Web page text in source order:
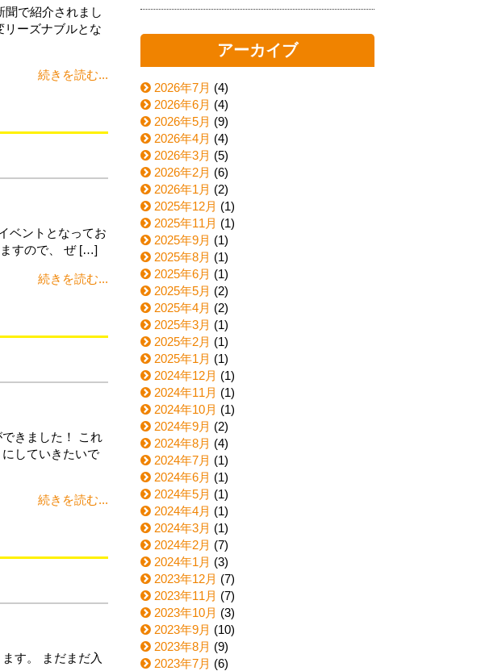
で紹介されまし
リーズナブルとな
続きを読む...
ベントとなってお
ますので、 ぜ […]
続きを読む...
きました！ これ
していきたいで
続きを読む...
す。 まだまだ入
アーカイブ
2026年7月 (4)
2026年6月 (4)
2026年5月 (9)
2026年4月 (4)
2026年3月 (5)
2026年2月 (6)
2026年1月 (2)
2025年12月 (1)
2025年11月 (1)
2025年9月 (1)
2025年8月 (1)
2025年6月 (1)
2025年5月 (2)
2025年4月 (2)
2025年3月 (1)
2025年2月 (1)
2025年1月 (1)
2024年12月 (1)
2024年11月 (1)
2024年10月 (1)
2024年9月 (2)
2024年8月 (4)
2024年7月 (1)
2024年6月 (1)
2024年5月 (1)
2024年4月 (1)
2024年3月 (1)
2024年2月 (7)
2024年1月 (3)
2023年12月 (7)
2023年11月 (7)
2023年10月 (3)
2023年9月 (10)
2023年8月 (9)
2023年7月 (6)